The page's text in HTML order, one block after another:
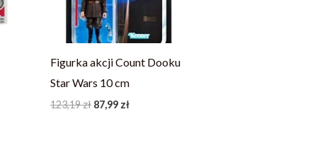
Figurka akcji Count Dooku
Star Wars 10 cm
123,19zł 87,99 zł